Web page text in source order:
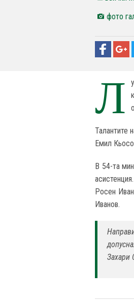
фото
Л
Талантите
Емил
В 54-та
Росен
Иванов.
Захари